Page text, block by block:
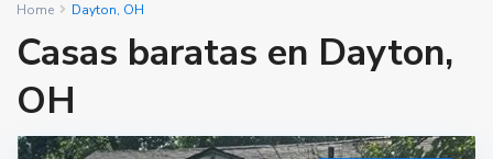
Home Dayton, OH
Casas baratas en Dayton,
OH